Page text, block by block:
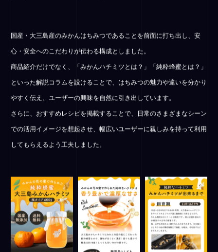
国産・大三島産のみかんはちみつであることを前面に打ち出し、安
心・安全へのこだわりが伝わる構成としました。
商品紹介だけでなく、「みかんハチミツとは？」「純粋蜂蜜とは？」
といった解説コラムを設けることで、はちみつの魅力や違いを分かり
やすく伝え、ユーザーの興味を自然に引き出しています。
さらに、おすすめレシピを掲載することで、日常のさまざまなシーン
での活用イメージを想起させ、幅広いユーザーに親しみを持って利用
してもらえるよう工夫しました。